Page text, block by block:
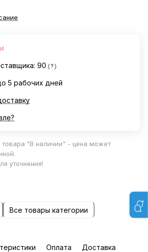
90 ?
5 рабочих дней
товара "В наличии" - цена может
уточнения!
Все товары категории
Оплата Доставка